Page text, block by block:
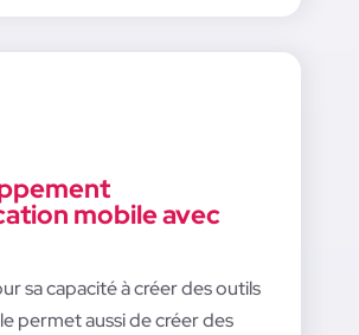
mobile avec
sa capacité à créer des outils
permet aussi de créer des